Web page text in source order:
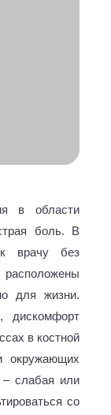
в области
боль. В
врачу без
для жизни.
дискомфорт
в костной
окружающих
– слабая или
со